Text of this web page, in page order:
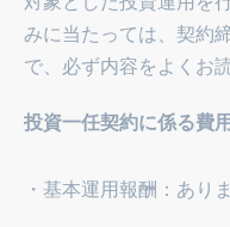
みに当たっては、契約
で、必ず内容をよくお
投資一任契約に係る費用
・基本運用報酬：あり